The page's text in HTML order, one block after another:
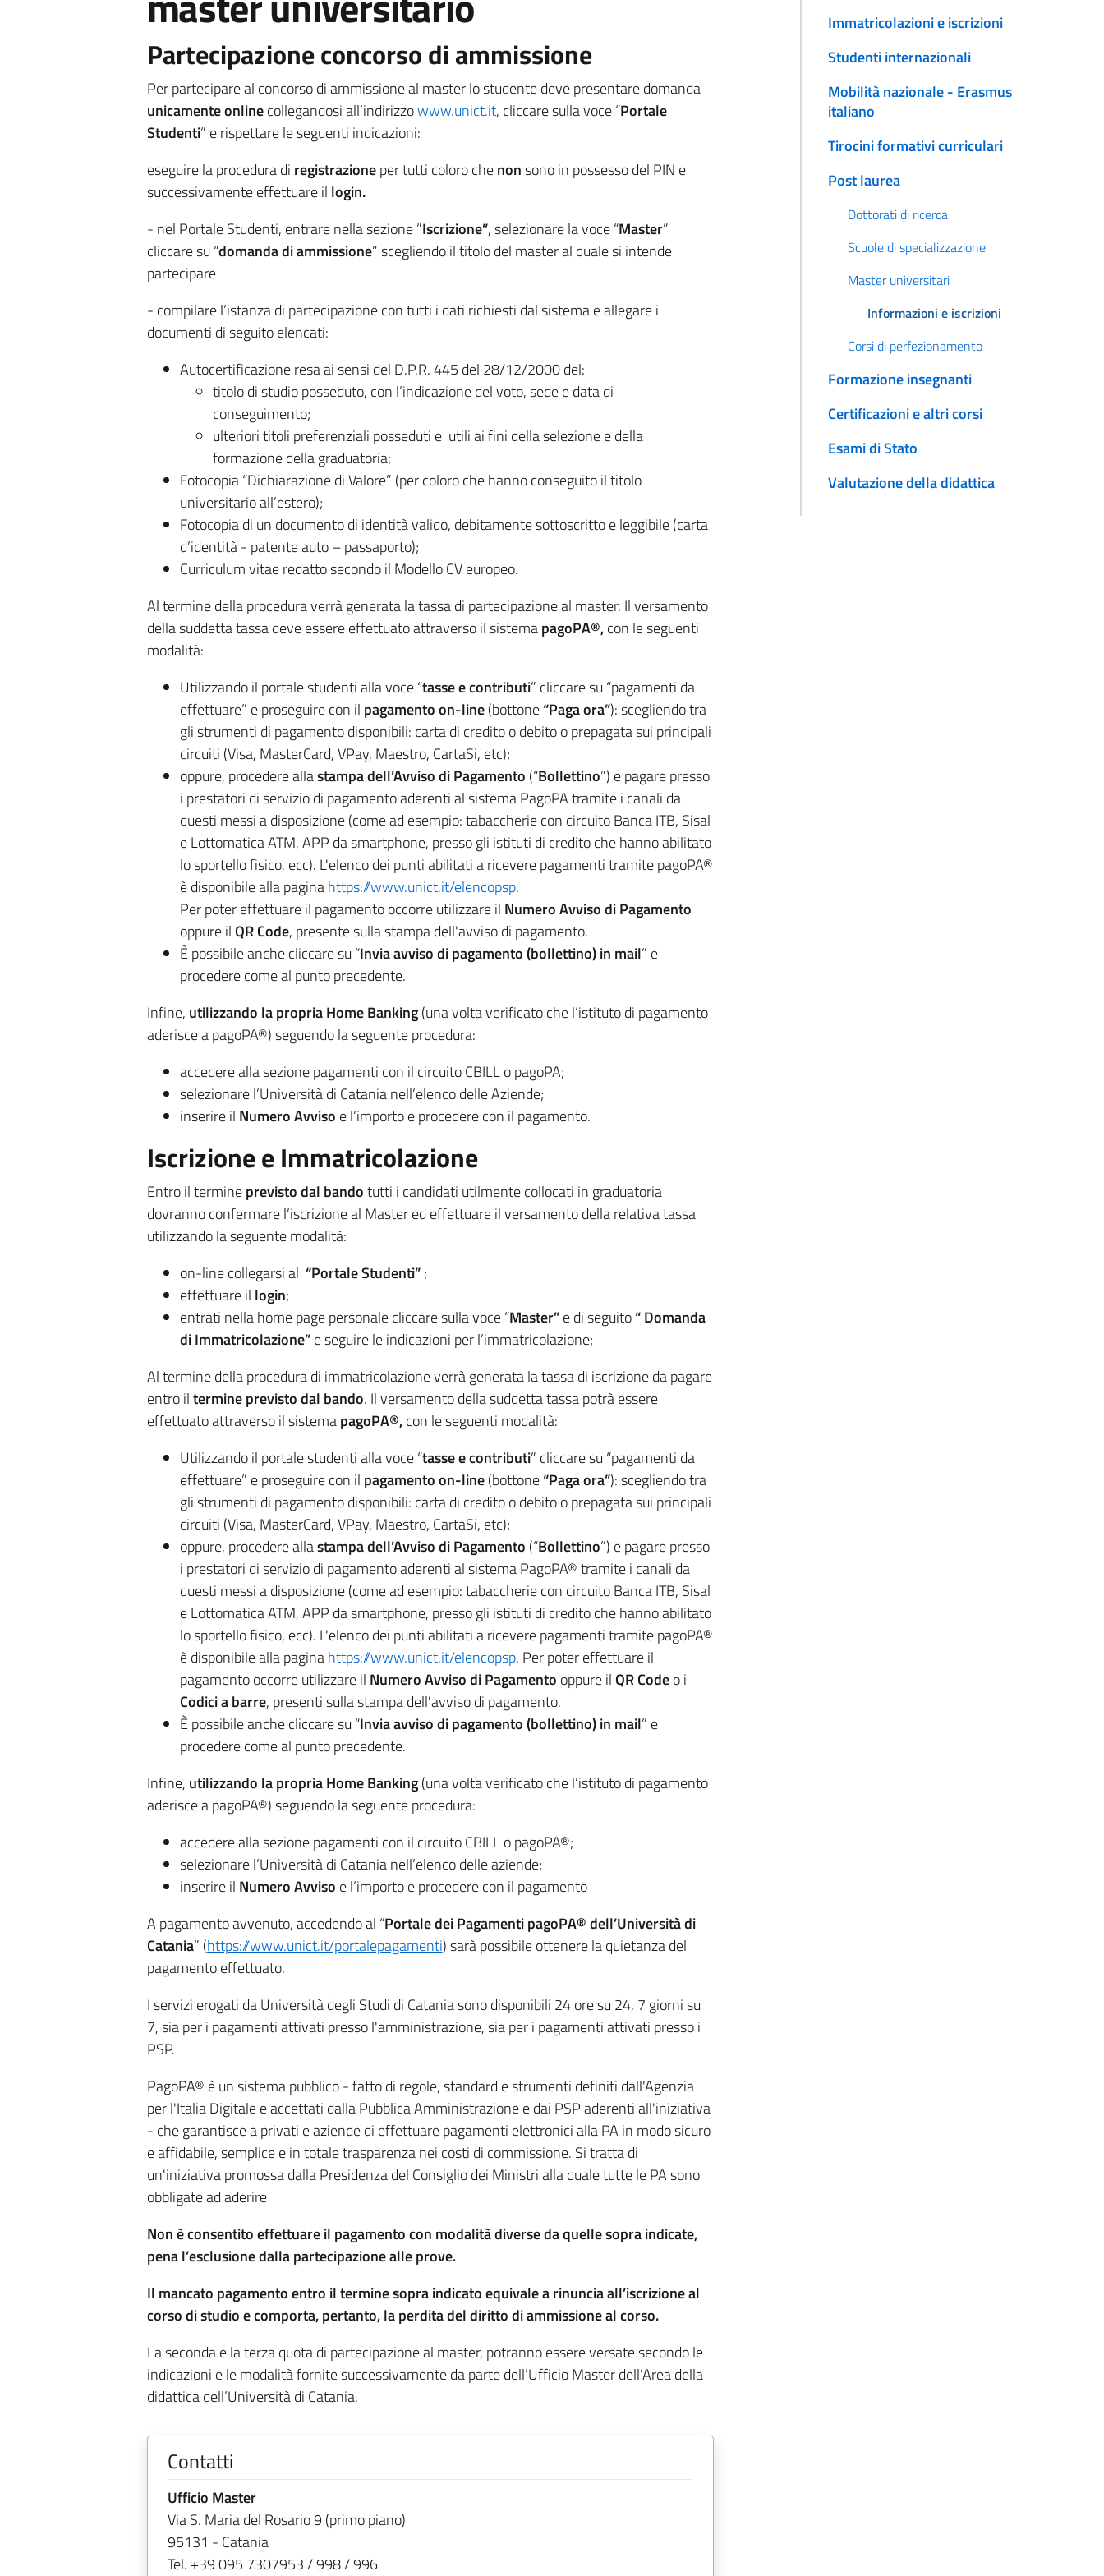
Partecipazione concorso di ammissione
Per partecipare al concorso di ammissione al master lo studente deve presentare domanda
unicamente onlinecollegandosi all’indirizzowww.unict.it, cliccare sulla voce “Portale
Studenti” e rispettare le seguenti indicazioni:
eseguire la procedura di registrazioneper tutti coloro chenonsono in possesso del PIN e
successivamente effettuare il login.
- nel Portale Studenti, entrare nella sezione ”Iscrizione”, selezionare la voce “Master”
cliccare su “domanda di ammissione” scegliendo il titolo del master al quale si intende
partecipare
- compilare l’istanza di partecipazione con tutti i dati richiesti dal sistema e allegare i
documenti di seguito elencati:
Autocertificazione resa ai sensi del D.P.R. 445 del 28/12/2000 del:
titolo di studio posseduto, con l’indicazione del voto, sede e data di
conseguimento;
ulteriori titoli preferenziali posseduti e utili ai fini della selezione e della
formazione della graduatoria;
Fotocopia “Dichiarazione di Valore” (per coloro che hanno conseguito il titolo
universitario all’estero);
Fotocopia di un documento di identità valido, debitamente sottoscritto e leggibile (carta
d’identità - patente auto – passaporto);
Curriculum vitae redatto secondo il Modello CV europeo.
Al termine della procedura verrà generata la tassa di partecipazione al master. Il versamento
della suddetta tassa deve essere effettuato attraverso il sistemapagoPA®,con le seguenti
modalità:
Utilizzando il portale studenti alla voce “tasse e contributi” cliccare su “pagamenti da
effettuare” e proseguire con il pagamento on-line(bottone“Paga ora”): scegliendo tra
gli strumenti di pagamento disponibili: carta di credito o debito o prepagata sui principali
circuiti (Visa, MasterCard, VPay, Maestro, CartaSi, etc);
oppure, procedere allastampa dell’Avviso di Pagamento (“Bollettino”) e pagare presso
i prestatori di servizio di pagamento aderenti al sistema PagoPA tramite i canali da
questi messi a disposizione (come ad esempio: tabaccherie con circuito Banca ITB, Sisal
e Lottomatica ATM, APP da smartphone, presso gli istituti di credito che hanno abilitato
lo sportello fisico, ecc). L'elenco dei punti abilitati a ricevere pagamenti tramite pagoPA®
è disponibile alla paginahttps://www.unict.it/elencopsp.
Per poter effettuare il pagamento occorre utilizzare il Numero Avviso di Pagamento
oppure ilQR Code, presente sulla stampa dell'avviso di pagamento.
È possibile anche cliccare su “Invia avviso di pagamento (bollettino) in mail” e
procedere come al punto precedente.
Infine, utilizzando la propria Home Banking(una volta verificato che l’istituto di pagamento
aderisce a pagoPA®) seguendo la seguente procedura:
accedere alla sezione pagamenti con il circuito CBILL o pagoPA;
selezionare l’Università di Catania nell’elenco delle Aziende;
inserire il Numero Avviso e l’importo e procedere con il pagamento.
Iscrizione e Immatricolazione
Entro il termineprevisto dal bandotutti i candidati utilmente collocati in graduatoria
dovranno confermare l’iscrizione al Master ed effettuare il versamento della relativa tassa
utilizzando la seguente modalità:
on-line collegarsi al “Portale Studenti”;
effettuare il login;
entrati nella home page personale cliccare sulla voce “Master”e di seguito“ Domanda
di Immatricolazione”e seguire le indicazioni per l’immatricolazione;
Al termine della procedura di immatricolazione verrà generata la tassa di iscrizione da pagare
entro iltermine previsto dal bando. Il versamento della suddetta tassa potrà essere
effettuato attraverso il sistemapagoPA®,con le seguenti modalità:
Utilizzando il portale studenti alla voce “tasse e contributi” cliccare su “pagamenti da
effettuare” e proseguire con il pagamento on-line(bottone“Paga ora”): scegliendo tra
gli strumenti di pagamento disponibili: carta di credito o debito o prepagata sui principali
circuiti (Visa, MasterCard, VPay, Maestro, CartaSi, etc);
oppure, procedere allastampa dell’Avviso di Pagamento (“Bollettino”) e pagare presso
i prestatori di servizio di pagamento aderenti al sistema PagoPA® tramite i canali da
questi messi a disposizione (come ad esempio: tabaccherie con circuito Banca ITB, Sisal
e Lottomatica ATM, APP da smartphone, presso gli istituti di credito che hanno abilitato
lo sportello fisico, ecc). L'elenco dei punti abilitati a ricevere pagamenti tramite pagoPA®
è disponibile alla paginahttps://www.unict.it/elencopsp. Per poter effettuare il
pagamento occorre utilizzare il Numero Avviso di Pagamento oppure ilQR Codeo i
Codici a barre, presenti sulla stampa dell'avviso di pagamento.
È possibile anche cliccare su “Invia avviso di pagamento (bollettino) in mail” e
procedere come al punto precedente.
Infine, utilizzando la propria Home Banking(una volta verificato che l’istituto di pagamento
aderisce a pagoPA®) seguendo la seguente procedura:
accedere alla sezione pagamenti con il circuito CBILL o pagoPA®;
selezionare l’Università di Catania nell’elenco delle aziende;
inserire il Numero Avviso e l’importo e procedere con il pagamento
A pagamento avvenuto, accedendo al “Portale dei Pagamenti pagoPA® dell’Università di
Catania” (https://www.unict.it/portalepagamenti) sarà possibile ottenere la quietanza del
pagamento effettuato.
I servizi erogati da Università degli Studi di Catania sono disponibili 24 ore su 24, 7 giorni su
7, sia per i pagamenti attivati presso l'amministrazione, sia per i pagamenti attivati presso i
PSP.
PagoPA® è un sistema pubblico - fatto di regole, standard e strumenti definiti dall'Agenzia
per l'Italia Digitale e accettati dalla Pubblica Amministrazione e dai PSP aderenti all'iniziativa
- che garantisce a privati e aziende di effettuare pagamenti elettronici alla PA in modo sicuro
e affidabile, semplice e in totale trasparenza nei costi di commissione. Si tratta di
un'iniziativa promossa dalla Presidenza del Consiglio dei Ministri alla quale tutte le PA sono
obbligate ad aderire
Non è consentito effettuare il pagamento con modalità diverse da quelle sopra indicate,
pena l’esclusione dalla partecipazione alle prove.
Il mancato pagamento entro il termine sopra indicato equivale a rinuncia all’iscrizione al
corso di studio e comporta, pertanto, la perdita del diritto di ammissione al corso.
La seconda e la terza quota di partecipazione al master, potranno essere versate secondo le
indicazioni e le modalità fornite successivamente da parte dell’Ufficio Master dell’Area della
didattica dell’Università di Catania.
Contatti
Ufficio Master
Via S. Maria del Rosario 9 (primo piano)
95131 - Catania
Tel. +39 095 7307953 / 998 / 996
Immatricolazioni e iscrizioni
Studenti internazionali
Mobilità nazionale - Erasmus
italiano
Tirocini formativi curriculari
Post laurea
Dottorati di ricerca
Scuole di specializzazione
Master universitari
Informazioni e iscrizioni
Corsi di perfezionamento
Formazione insegnanti
Certificazioni e altri corsi
Esami di Stato
Valutazione della didattica